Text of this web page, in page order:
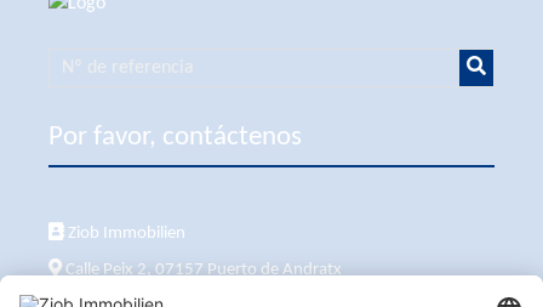
Por favor, contáctenos
Ziob Immobilien
Calle Peix 2, 07157 Puerto de Andratx